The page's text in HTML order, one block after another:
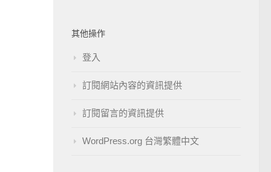
其他操作
登入
訂閱網站內容的資訊提供
訂閱留言的資訊提供
WordPress.org 台灣繁體中文